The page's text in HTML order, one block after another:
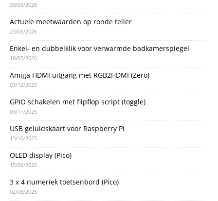
30/05/2026
Actuele meetwaarden op ronde teller
23/05/2026
Enkel- en dubbelklik voor verwarmde badkamerspiegel
10/05/2026
Amiga HDMI uitgang met RGB2HDMI (Zero)
03/12/2025
GPIO schakelen met flipflop script (toggle)
03/11/2025
USB geluidskaart voor Raspberry Pi
13/10/2025
OLED display (Pico)
15/09/2025
3 x 4 numeriek toetsenbord (Pico)
02/08/2025